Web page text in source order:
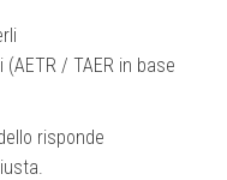
/ TAER in base
risponde